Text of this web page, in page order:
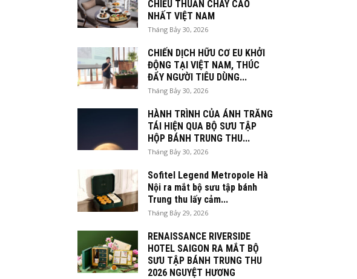
CHIỀU THUẦN CHAY CAO
NHẤT VIỆT NAM
Tháng Bảy 30, 2026
CHIẾN DỊCH HỮU CƠ EU KHỞI
ĐỘNG TẠI VIỆT NAM, THÚC
ĐẨY NGƯỜI TIÊU DÙNG...
Tháng Bảy 30, 2026
HÀNH TRÌNH CỦA ÁNH TRĂNG
TÁI HIỆN QUA BỘ SƯU TẬP
HỘP BÁNH TRUNG THU...
Tháng Bảy 30, 2026
Sofitel Legend Metropole Hà
Nội ra mắt bộ sưu tập bánh
Trung thu lấy cảm...
Tháng Bảy 29, 2026
RENAISSANCE RIVERSIDE
HOTEL SAIGON RA MẮT BỘ
SƯU TẬP BÁNH TRUNG THU
2026 NGUYỆT HƯƠNG